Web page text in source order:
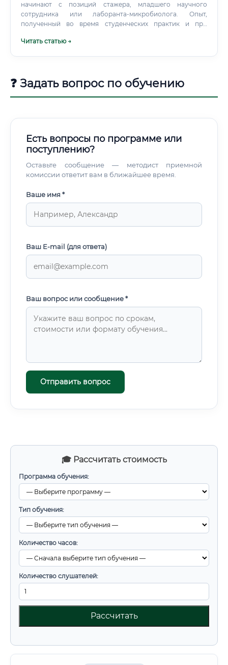
🎓 Рассчитать стоимость
Программа обучения:
Тип обучения:
Количество часов:
Количество слушателей:
Рассчитать
начинают с позиций стажера, младшего научного
сотрудника или лаборанта-микробиолога. Опыт,
полученный во время студенческих практик и при
значительным преимуществом.
Читать статью →
❓ Задать вопрос по обучению
Есть вопросы по программе или
поступлению?
Оставьте сообщение — методист приемной
комиссии ответит вам в ближайшее время.
Ваше имя *
Ваш E-mail (для ответа)
Ваш вопрос или сообщение *
Отправить вопрос